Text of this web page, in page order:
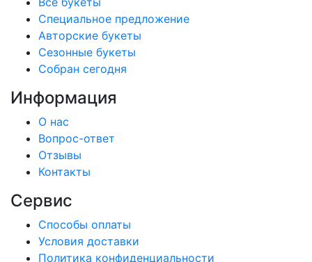
Cпециальное предложение
Авторские букеты
Сезонные букеты
Собран сегодня
Информация
О нас
Вопрос-ответ
Отзывы
Контакты
Сервис
Способы оплаты
Условия доставки
Политика конфиденциальности